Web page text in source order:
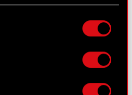
z dokładnością nawet
Twoje urządzenie, aktywnie
je zbiory